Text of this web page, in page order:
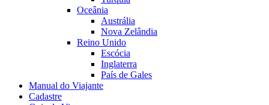
Oceânia
Austrália
Nova Zelândia
Reino Unido
Escócia
Inglaterra
País de Gales
Manual do Viajante
Cadastre